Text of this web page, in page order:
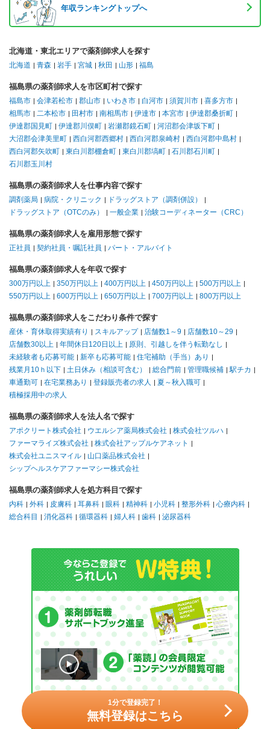
年収ランキングトップへ
北海道・東北エリアで薬剤師求人を探す
北海道 青森 岩手 宮城 秋田 山形 福島
福島県の薬剤師求人を市区町村で探す
福島市 会津若松市 郡山市 いわき市 白河市 須賀川市
喜多方市
相馬市
二本松市 田村市 南相馬市 伊達市 本宮市
伊達郡桑折町
伊達郡国見町
伊達郡川俣町 岩瀬郡鏡石町
河沼郡会津坂下町
大沼郡会津美里町
西白河郡西郷村 西白河郡泉崎村
西白河郡中島村
西白河郡矢吹町
東白川郡棚倉町 東白川郡塙町
石川郡石川町
石川郡玉川村
福島県の薬剤師求人を仕事内容で探す
調剤薬局 病院・クリニック
ドラッグストア（調剤併設）
ドラッグストア（OTCのみ）
一般企業 治験コーディネーター（CRC）
福島県の薬剤師求人を雇用形態で探す
正社員 契約社員・嘱託社員 パート・アルバイト
福島県の薬剤師求人を年収で探す
300万円以上 350万円以上 400万円以上 450万円以上
500万円以上
550万円以上
600万円以上 650万円以上 700万円以上 800万円以上
福島県の薬剤師求人をこだわり条件で探す
産休・育休取得実績有り スキルアップ 店舗数1～9
店舗数10～29
店舗数30以上
年間休日120日以上
原則、引越しを伴う転勤なし
未経験者も応募可能
新卒も応募可能
住宅補助（手当）あり
残業月10ｈ以下
土日休み（相談可含む） 総合門前 管理職候補
駅チカ
車通勤可
在宅業務あり 登録販売者の求人
夏～秋入職可
積極採用中の求人
福島県の薬剤師求人を法人名で探す
アポクリート株式会社 ウエルシア薬局株式会社
株式会社ツルハ
ファーマライズ株式会社
株式会社アップルケアネット
株式会社ユニスマイル
山口薬品株式会社
シップヘルスケアファーマシー株式会社
福島県の薬剤師求人を処方科目で探す
内科 外科 皮膚科 耳鼻科 眼科 精神科 小児科 整形外科
心療内科
総合科目
消化器科 循環器科 婦人科 歯科 泌尿器科
1分で登録完了！
無料登録はこちら